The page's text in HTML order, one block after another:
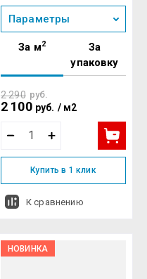
Параметры
За м2
За
упаковку
2 290 руб.
2 100 руб. / м2
Купить в 1 клик
К сравнению
НОВИНКА